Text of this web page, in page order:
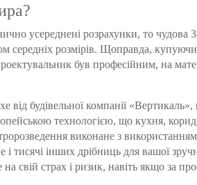
усереднені розрахунки, то чудова
середніх розмірів. Щоправда,
був професійним, на
будівельної компанії
технологією, що кухня,
виконане з
тисячі інших дрібниць для вашої
свій страх і ризик, навіть якщо за